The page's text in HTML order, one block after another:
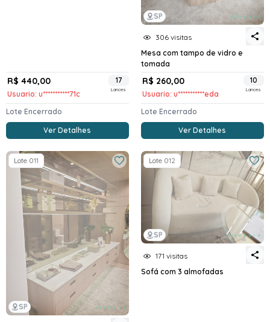
R$ 440,00
Usuario: u***********71c
17
Lances
Lote Encerrado
Ver Detalhes
SP
306 visitas
Mesa com tampo de vidro e
tomada
R$ 260,00
Usuario: u***********eda
10
Lances
Lote Encerrado
Ver Detalhes
SP
Lote 011
SP
Lote 012
171 visitas
Sofá com 3 almofadas